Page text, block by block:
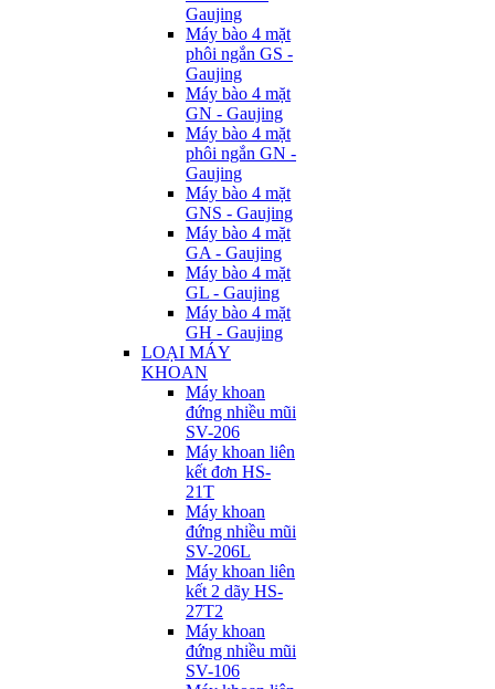
Gaujing
Máy bào 4 mặt
phôi ngắn GS -
Gaujing
Máy bào 4 mặt
GN - Gaujing
Máy bào 4 mặt
phôi ngắn GN -
Gaujing
Máy bào 4 mặt
GNS - Gaujing
Máy bào 4 mặt
GA - Gaujing
Máy bào 4 mặt
GL - Gaujing
Máy bào 4 mặt
GH - Gaujing
LOẠI MÁY
KHOAN
Máy khoan
đứng nhiều mũi
SV-206
Máy khoan liên
kết đơn HS-
21T
Máy khoan
đứng nhiều mũi
SV-206L
Máy khoan liên
kết 2 dãy HS-
27T2
Máy khoan
đứng nhiều mũi
SV-106